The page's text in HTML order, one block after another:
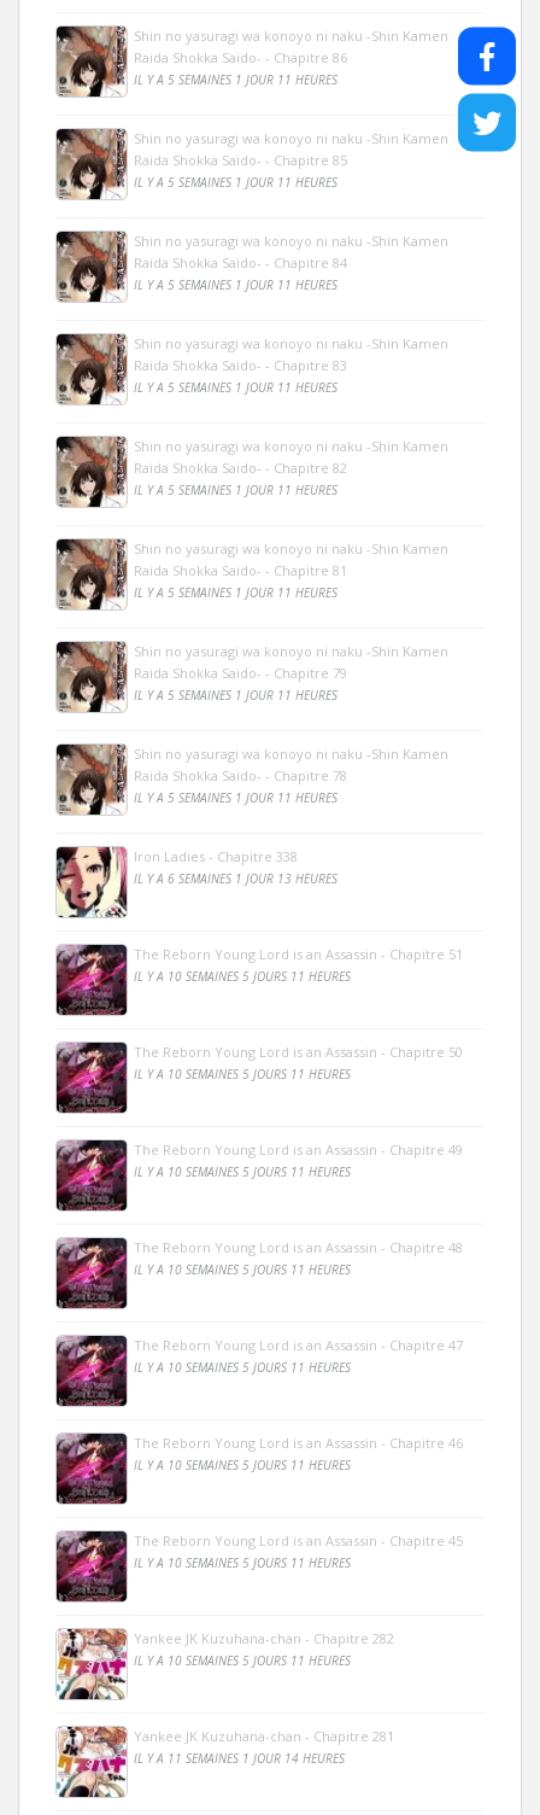
Shin no yasuragi wa konoyo ni naku -Shin Kamen
Raida Shokka Saido- - Chapitre 86
IL Y A 5 SEMAINES 1 JOUR 11 HEURES
Shin no yasuragi wa konoyo ni naku -Shin Kamen
Raida Shokka Saido- - Chapitre 85
IL Y A 5 SEMAINES 1 JOUR 11 HEURES
Shin no yasuragi wa konoyo ni naku -Shin Kamen
Raida Shokka Saido- - Chapitre 84
IL Y A 5 SEMAINES 1 JOUR 11 HEURES
Shin no yasuragi wa konoyo ni naku -Shin Kamen
Raida Shokka Saido- - Chapitre 83
IL Y A 5 SEMAINES 1 JOUR 11 HEURES
Shin no yasuragi wa konoyo ni naku -Shin Kamen
Raida Shokka Saido- - Chapitre 82
IL Y A 5 SEMAINES 1 JOUR 11 HEURES
Shin no yasuragi wa konoyo ni naku -Shin Kamen
Raida Shokka Saido- - Chapitre 81
IL Y A 5 SEMAINES 1 JOUR 11 HEURES
Shin no yasuragi wa konoyo ni naku -Shin Kamen
Raida Shokka Saido- - Chapitre 79
IL Y A 5 SEMAINES 1 JOUR 11 HEURES
Shin no yasuragi wa konoyo ni naku -Shin Kamen
Raida Shokka Saido- - Chapitre 78
IL Y A 5 SEMAINES 1 JOUR 11 HEURES
Iron Ladies - Chapitre 338
IL Y A 6 SEMAINES 1 JOUR 13 HEURES
The Reborn Young Lord is an Assassin - Chapitre 51
IL Y A 10 SEMAINES 5 JOURS 11 HEURES
The Reborn Young Lord is an Assassin - Chapitre 50
IL Y A 10 SEMAINES 5 JOURS 11 HEURES
The Reborn Young Lord is an Assassin - Chapitre 49
IL Y A 10 SEMAINES 5 JOURS 11 HEURES
The Reborn Young Lord is an Assassin - Chapitre 48
IL Y A 10 SEMAINES 5 JOURS 11 HEURES
The Reborn Young Lord is an Assassin - Chapitre 47
IL Y A 10 SEMAINES 5 JOURS 11 HEURES
The Reborn Young Lord is an Assassin - Chapitre 46
IL Y A 10 SEMAINES 5 JOURS 11 HEURES
The Reborn Young Lord is an Assassin - Chapitre 45
IL Y A 10 SEMAINES 5 JOURS 11 HEURES
Yankee JK Kuzuhana-chan - Chapitre 282
IL Y A 10 SEMAINES 5 JOURS 11 HEURES
Yankee JK Kuzuhana-chan - Chapitre 281
IL Y A 11 SEMAINES 1 JOUR 14 HEURES